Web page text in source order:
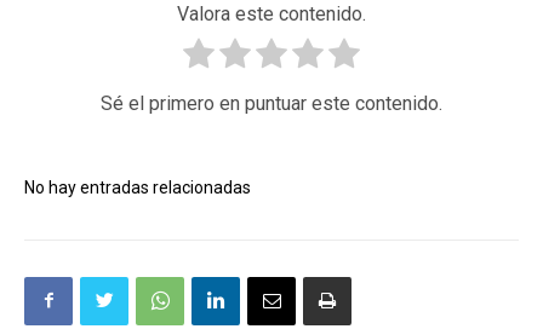
Valora este contenido.
Sé el primero en puntuar este contenido.
No hay entradas relacionadas